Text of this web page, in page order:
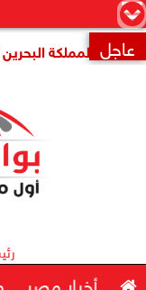
×عاجل
البحرين لحماية
 أخبار مصر